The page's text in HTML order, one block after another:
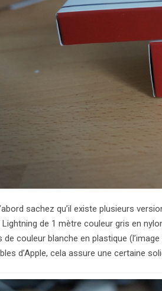
sachez qu’il existe plusieurs
de 1 mètre couleur gris en
de couleur blanche en plastique
d’Apple, cela assure une certaine